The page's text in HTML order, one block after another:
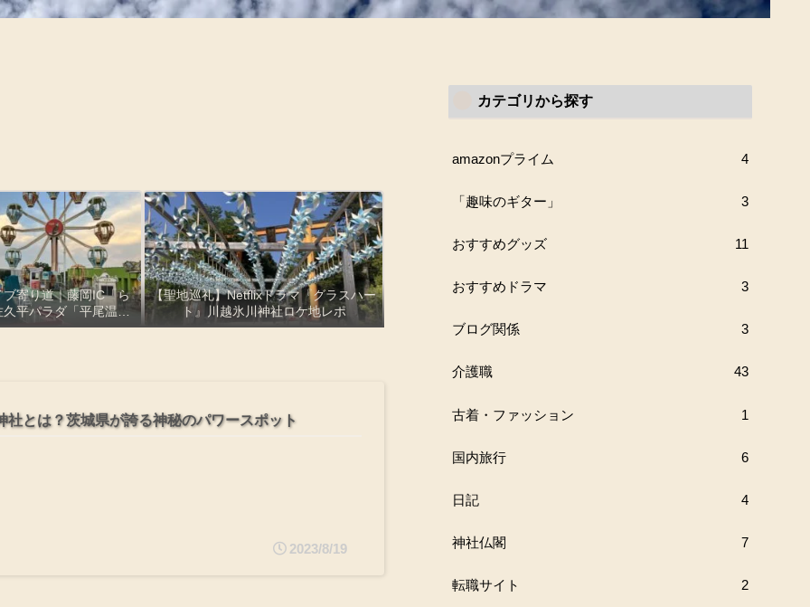
寄り道｜藤岡IC「ら
平パラダ「平尾温泉
景レポ【観覧車・お
【聖地巡礼】Netflixドラマ『グラスハー
ト』川越氷川神社ロケ地レポ
社とは？茨城県が誇る神秘のパワースポット
2023/8/19
カテゴリから探す
amazonプライム 4
「趣味のギター」 3
おすすめグッズ 11
おすすめドラマ 3
ブログ関係 3
介護職 43
古着・ファッション 1
国内旅行 6
日記 4
神社仏閣 7
転職サイト 2